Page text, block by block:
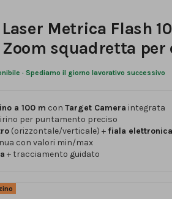
Metrica Flash
squadretta per
· Spediamo il giorno lavorativo successivo
a 100 m con Target Camera integrata
per puntamento preciso
(orizzontale/verticale) + fiala elettronica
con valori min/max
+ tracciamento guidato